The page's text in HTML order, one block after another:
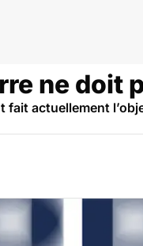
ne doit
actuellement